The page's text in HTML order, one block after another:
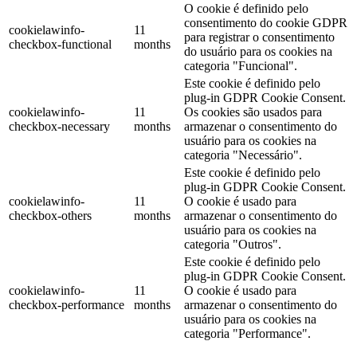
cookielawinfo-
checkbox-functional
11
months
O cookie é definido pelo
consentimento do cookie GDPR
para registrar o consentimento
do usuário para os cookies na
categoria "Funcional".
cookielawinfo-
checkbox-necessary
11
months
Este cookie é definido pelo
plug-in GDPR Cookie Consent.
Os cookies são usados para
armazenar o consentimento do
usuário para os cookies na
categoria "Necessário".
cookielawinfo-
checkbox-others
11
months
Este cookie é definido pelo
plug-in GDPR Cookie Consent.
O cookie é usado para
armazenar o consentimento do
usuário para os cookies na
categoria "Outros".
cookielawinfo-
checkbox-performance
11
months
Este cookie é definido pelo
plug-in GDPR Cookie Consent.
O cookie é usado para
armazenar o consentimento do
usuário para os cookies na
categoria "Performance".